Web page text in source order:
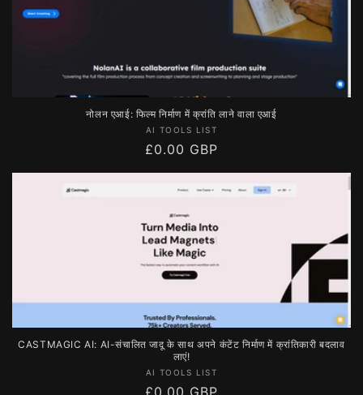
नोलन एआई: फिल्म निर्माण में क्रांति लाने वाला एआई
विक्रेता:
AI TOOLS LIST
नियमित
रूप
£0.00 GBP
CASTMAGIC AI: AI-संचालित जादू के साथ अपने कंटेंट निर्माण में क्रांतिकारी बदलाव
लाएं!
विक्रेता:
AI TOOLS LIST